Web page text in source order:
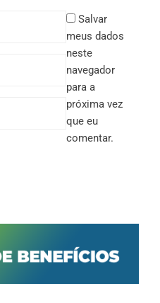
Salvar
meus dados
neste
navegador
para a
próxima vez
que eu
comentar.